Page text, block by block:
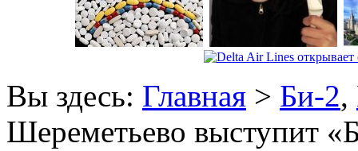
Вы здесь: Главная > Би-2,
Шереметьево выступит